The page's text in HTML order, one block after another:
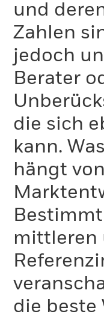
und
Zahlen
jedoch
Berater
die sich
kann.
hängt
mittleren
die beste